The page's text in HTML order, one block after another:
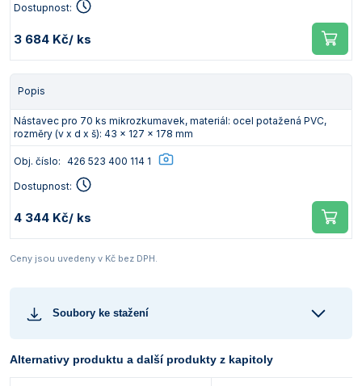
Dostupnost:
3 684 Kč/ ks
Popis
Nástavec pro 70 ks mikrozkumavek, materiál: ocel potažená PVC,
rozměry (v x d x š): 43 x 127 x 178 mm
Obj. číslo: 426 523 400 114 1
Dostupnost:
4 344 Kč/ ks
Ceny jsou uvedeny v Kč bez DPH.
Soubory ke stažení
Alternativy produktu a další produkty z kapitoly